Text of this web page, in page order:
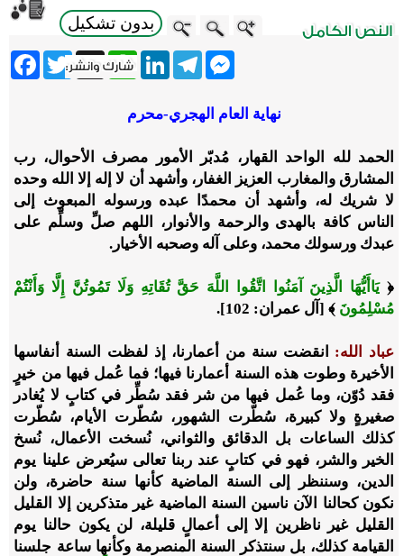
بدون تشكيل
Twitter X
WhatsApp
LinkedInTelegram
Messenger
نهاية العام الهجري-محرم
الحمد لله الواحد القهار، مُدبّر الأمور مصرف الأحوال، رب
المشارق والمغارب العزيز الغفار، وأشهد أن لا إله إلا الله وحده
لا شريك له، وأشهد أن محمدًا عبده ورسوله المبعوث إلى
الناس كافة بالهدى والرحمة والأنوار، اللهم صلِّ وسلِّم على
عبدك ورسولك محمد، وعلى آله وصحبه الأخيار.
﴿يَاأَيُّهَا الَّذِينَ آمَنُوا اتَّقُوا اللَّهَ حَقَّ تُقَاتِهِ وَلَا تَمُوتُنَّ إِلَّا وَأَنْتُمْ
مُسْلِمُونَ ﴾ [آل عمران: 102] .
عباد الله: انقضت سنة من أعمارنا، إذ لفظت السنة أنفاسها
الأخيرة وطوت هذه السنة أعمارنا فيها؛ فما عُمل فيها من خيرٍ
فقد دُوّن، وما عُمل فيها من شر فقد سُطِّر في كتابٍ لا يُغادر
صغيرةٍ ولا كبيرة، سُطّرت الشهور، سُطّرت الأيام، سُطّرت
كذلك الساعات بل الدقائق والثواني، نُسخت الأعمال، نُسخ
الخير والشر، فهو في كتابٍ عند ربنا تعالى سيُعرض علينا يوم
الدين، وسننظر إلى السنة الماضية كأنها سنة حاضرة، ولن
نكون كحالنا الآن ناسين السنة الماضية غير متذكرين إلا القليل
القليل غير ناظرين إلا إلى أعمالٍ قليلة، لن يكون حالنا يوم
القيامة كذلك، بل سنتذكر السنة المنصرمة وكأنها ساعة جلسنا